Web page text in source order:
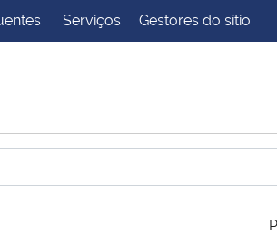
Controladoria-Geral da
Serviços Gestores do sítio